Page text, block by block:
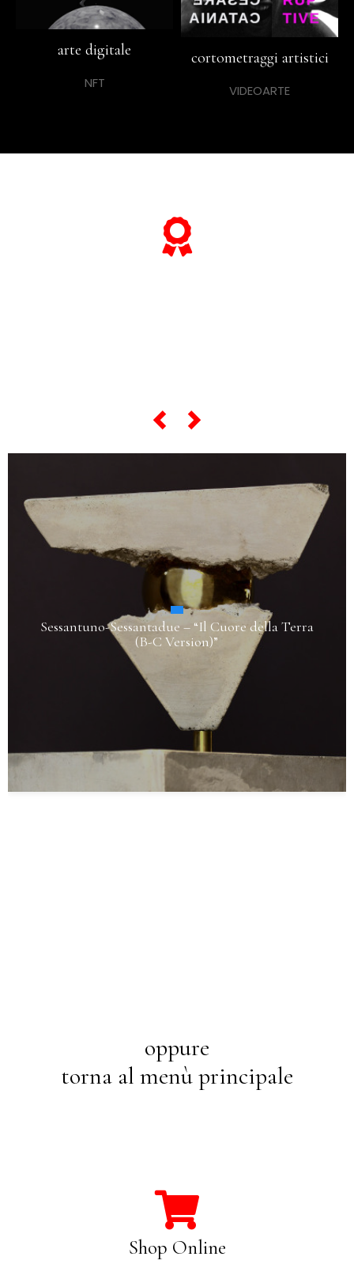
arte digitale
NFT
cortometraggi artistici
VIDEOARTE
Sessantuno-Sessantadue – “Il Cuore della Terra
(B-C Version)”
oppure
torna al menù principale
Shop Online